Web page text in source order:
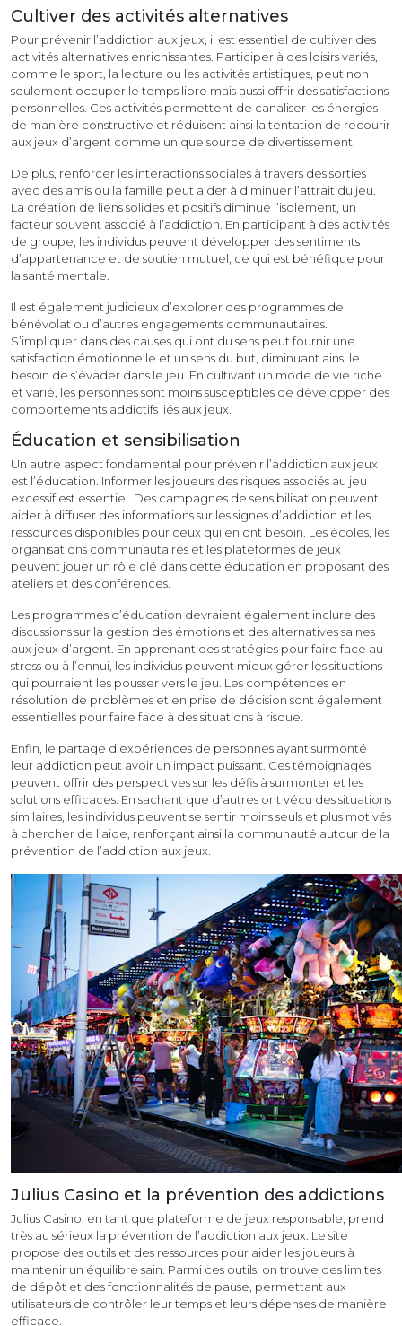
Cultiver des activités alternatives
Pour prévenir l’addiction aux jeux, il est essentiel de cultiver des
activités alternatives enrichissantes. Participer à des loisirs variés,
comme le sport, la lecture ou les activités artistiques, peut non
seulement occuper le temps libre mais aussi offrir des satisfactions
personnelles. Ces activités permettent de canaliser les énergies
de manière constructive et réduisent ainsi la tentation de recourir
aux jeux d’argent comme unique source de divertissement.
De plus, renforcer les interactions sociales à travers des sorties
avec des amis ou la famille peut aider à diminuer l’attrait du jeu.
La création de liens solides et positifs diminue l’isolement, un
facteur souvent associé à l’addiction. En participant à des activités
de groupe, les individus peuvent développer des sentiments
d’appartenance et de soutien mutuel, ce qui est bénéfique pour
la santé mentale.
Il est également judicieux d’explorer des programmes de
bénévolat ou d’autres engagements communautaires.
S’impliquer dans des causes qui ont du sens peut fournir une
satisfaction émotionnelle et un sens du but, diminuant ainsi le
besoin de s’évader dans le jeu. En cultivant un mode de vie riche
et varié, les personnes sont moins susceptibles de développer des
comportements addictifs liés aux jeux.
Éducation et sensibilisation
Un autre aspect fondamental pour prévenir l’addiction aux jeux
est l’éducation. Informer les joueurs des risques associés au jeu
excessif est essentiel. Des campagnes de sensibilisation peuvent
aider à diffuser des informations sur les signes d’addiction et les
ressources disponibles pour ceux qui en ont besoin. Les écoles, les
organisations communautaires et les plateformes de jeux
peuvent jouer un rôle clé dans cette éducation en proposant des
ateliers et des conférences.
Les programmes d’éducation devraient également inclure des
discussions sur la gestion des émotions et des alternatives saines
aux jeux d’argent. En apprenant des stratégies pour faire face au
stress ou à l’ennui, les individus peuvent mieux gérer les situations
qui pourraient les pousser vers le jeu. Les compétences en
résolution de problèmes et en prise de décision sont également
essentielles pour faire face à des situations à risque.
Enfin, le partage d’expériences de personnes ayant surmonté
leur addiction peut avoir un impact puissant. Ces témoignages
peuvent offrir des perspectives sur les défis à surmonter et les
solutions efficaces. En sachant que d’autres ont vécu des situations
similaires, les individus peuvent se sentir moins seuls et plus motivés
à chercher de l’aide, renforçant ainsi la communauté autour de la
prévention de l’addiction aux jeux.
Julius Casino et la prévention des addictions
Julius Casino, en tant que plateforme de jeux responsable, prend
très au sérieux la prévention de l’addiction aux jeux. Le site
propose des outils et des ressources pour aider les joueurs à
maintenir un équilibre sain. Parmi ces outils, on trouve des limites
de dépôt et des fonctionnalités de pause, permettant aux
utilisateurs de contrôler leur temps et leurs dépenses de manière
efficace.